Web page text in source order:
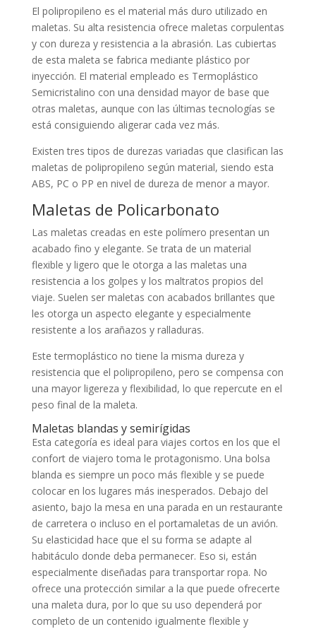
El polipropileno es el material más duro utilizado en
maletas. Su alta resistencia ofrece maletas corpulentas
y con dureza y resistencia a la abrasión. Las cubiertas
de esta maleta se fabrica mediante plástico por
inyección. El material empleado es Termoplástico
Semicristalino con una densidad mayor de base que
otras maletas, aunque con las últimas tecnologías se
está consiguiendo aligerar cada vez más.
Existen tres tipos de durezas variadas que clasifican las
maletas de polipropileno según material, siendo esta
ABS, PC o PP en nivel de dureza de menor a mayor.
Maletas de Policarbonato
Las maletas creadas en este polímero presentan un
acabado fino y elegante. Se trata de un material
flexible y ligero que le otorga a las maletas una
resistencia a los golpes y los maltratos propios del
viaje. Suelen ser maletas con acabados brillantes que
les otorga un aspecto elegante y especialmente
resistente a los arañazos y ralladuras.
Este termoplástico no tiene la misma dureza y
resistencia que el polipropileno, pero se compensa con
una mayor ligereza y flexibilidad, lo que repercute en el
peso final de la maleta.
Maletas blandas y semirígidas
Esta categoría es ideal para viajes cortos en los que el
confort de viajero toma le protagonismo. Una bolsa
blanda es siempre un poco más flexible y se puede
colocar en los lugares más inesperados. Debajo del
asiento, bajo la mesa en una parada en un restaurante
de carretera o incluso en el portamaletas de un avión.
Su elasticidad hace que el su forma se adapte al
habitáculo donde deba permanecer. Eso si, están
especialmente diseñadas para transportar ropa. No
ofrece una protección similar a la que puede ofrecerte
una maleta dura, por lo que su uso dependerá por
completo de un contenido igualmente flexible y